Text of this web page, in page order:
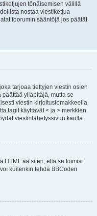
tönäisemisen välillä
nostaa viestiketjua
foorumin sääntöjä jos päätät
tarjoaa tiettyjen viestin osien
ylläpitäjä, mutta se
viestin kirjoituslomakkeella.
tagit käyttävät < ja > merkkien
viestinlähetyssivun kautta.
HTML:ää siten, että se toimisi
kuitenkin tehdä BBCoden